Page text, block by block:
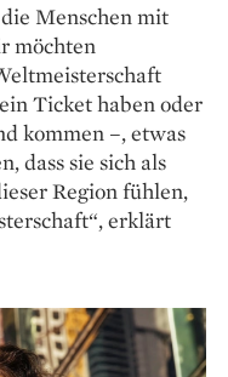
Menschen mit
möchten
Ticket haben oder
kommen –, etwas
dass sie sich als
Region fühlen,
erklärt